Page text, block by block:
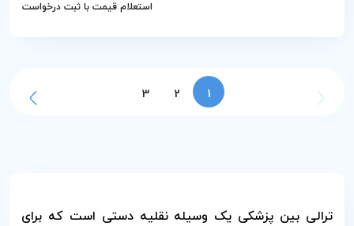
استعلام قیمت با ثبت درخواست
1
2
3
ترالی بین پزشکی یک وسیله نقلیه دستی است که برای